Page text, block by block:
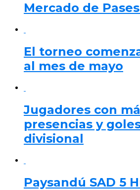
Mercado de
El torneo
al mes de mayo
Jugadores con
presencias y
divisional
Paysandú SAD 5